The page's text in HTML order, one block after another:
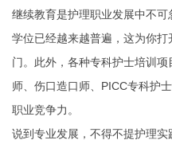
继续教育是护理职业发展中不
学位已经越来越普遍，这为你
门。此外，各种专科护士培训
师、伤口造口师、PICC专科护
职业竞争力。
说到专业发展，不得不提护理